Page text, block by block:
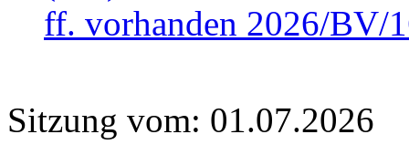
ff. vorhanden 2026/BV/
Sitzung vom: 01.07.2026